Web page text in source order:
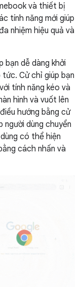
và thiết bị
tính năng mới giúp
nhiệm hiệu quả và
bạn dễ dàng khởi
Cử chỉ giúp bạn
tính năng kéo và
hình và vuốt lên
hướng bằng cử
dùng chuyển
có thể hiện
cách nhấn và